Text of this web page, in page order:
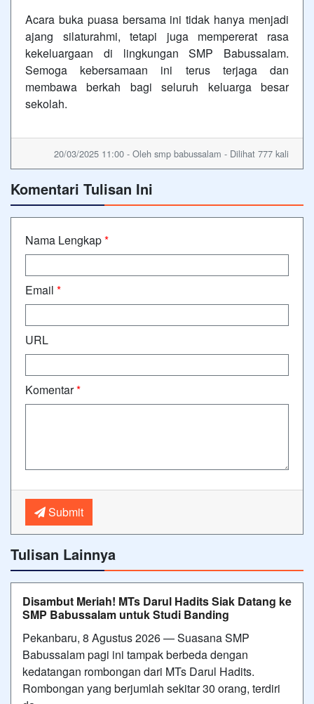
Acara buka puasa bersama ini tidak hanya menjadi
ajang silaturahmi, tetapi juga mempererat rasa
kekeluargaan di lingkungan SMP Babussalam.
Semoga kebersamaan ini terus terjaga dan
membawa berkah bagi seluruh keluarga besar
sekolah.
20/03/2025 11:00 - Oleh smp babussalam - Dilihat 777 kali
Komentari Tulisan Ini
Nama Lengkap*
Email *
URL
Komentar*
Submit
Tulisan Lainnya
Disambut Meriah! MTs Darul Hadits Siak Datang ke
SMP Babussalam untuk Studi Banding
Pekanbaru, 8 Agustus 2026 — Suasana SMP
Babussalam pagi ini tampak berbeda dengan
kedatangan rombongan dari MTs Darul Hadits.
Rombongan yang berjumlah sekitar 30 orang, terdiri